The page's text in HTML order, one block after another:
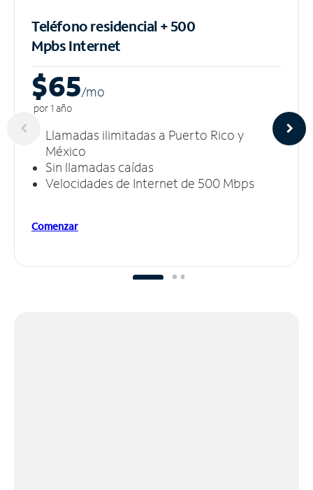
Teléfono residencial + 500
MpbsInternet
$65/mo
por 1 año
Llamadas ilimitadas a Puerto Rico y
México
Sin llamadas caídas
Velocidades de Internet de 500 Mbps
Comenzar